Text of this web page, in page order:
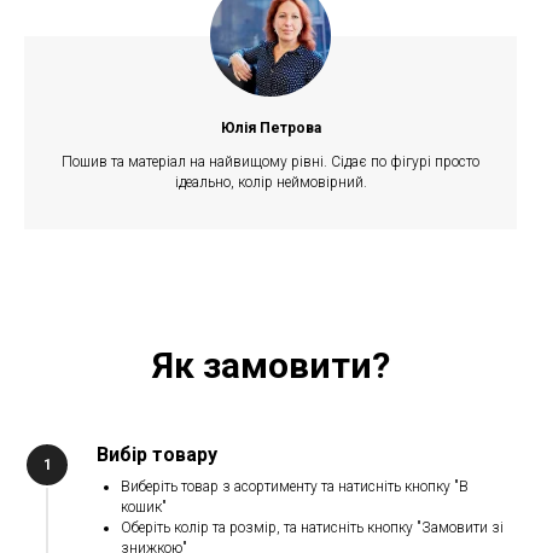
Юлія Петрова
Пошив та матеріал на найвищому рівні. Сідає по фігурі просто
ідеально, колір неймовірний.
Як замовити?
Вибір товару
Виберіть товар з асортименту та натисніть кнопку "В
кошик"
Оберіть колір та розмір, та натисніть кнопку "Замовити зі
знижкою"